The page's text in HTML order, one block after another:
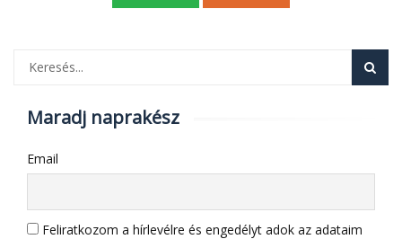
Maradj naprakész
Email
Feliratkozom a hírlevélre és engedélyt adok az adataim